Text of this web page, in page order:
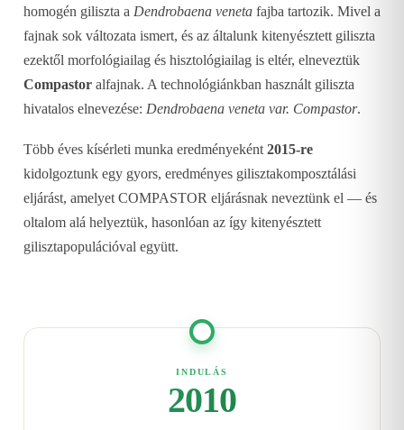
homogén giliszta a Dendrobaena veneta fajba tartozik. Mivel a
fajnak sok változata ismert, és az általunk kitenyésztett giliszta
ezektől morfológiailag és hisztológiailag is eltér, elneveztük
Compastor alfajnak. A technológiánkban használt giliszta
hivatalos elnevezése: Dendrobaena veneta var. Compastor.
Több éves kísérleti munka eredményeként 2015-re
kidolgoztunk egy gyors, eredményes gilisztakomposztálási
eljárást, amelyet COMPASTOR eljárásnak neveztünk el — és
oltalom alá helyeztük, hasonlóan az így kitenyésztett
gilisztapopulációval együtt.
INDULÁS
2010